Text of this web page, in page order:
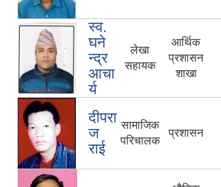
स्व.
घने
न्द्र
आचा
र्य
लेखा
सहायक
आर्थिक
प्रशासन
शाखा
दीपरा
ज
राई
सामाजिक
परिचालक
प्रशासन